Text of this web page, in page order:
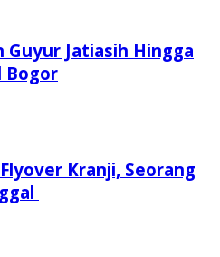
Guyur Jatiasih Hingga
Bogor
Kranji, Seorang